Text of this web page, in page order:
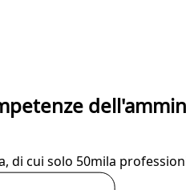
di cui solo 50mila